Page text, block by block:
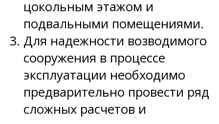
цокольным этажом и
подвальными помещениями.
Для надежности возводимого
сооружения в процессе
эксплуатации необходимо
предварительно провести ряд
сложных расчетов и